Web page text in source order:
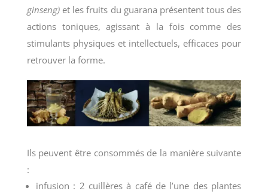
ginseng) et les fruits du guarana présentent tous des
actions toniques, agissant à la fois comme des
stimulants physiques et intellectuels, efficaces pour
retrouver la forme.
Ils peuvent être consommés de la manière suivante
:
infusion : 2 cuillères à café de l’une des plantes